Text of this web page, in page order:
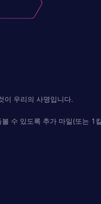
이 우리의 사명입니다.
수 있도록 추가 마일(또는 1